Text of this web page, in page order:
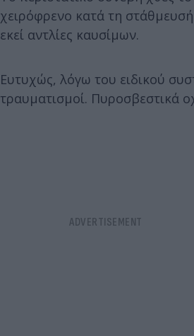
χειρόφρενο κατά τη
εκεί αντλίες καυσίμων.
Ευτυχώς, λόγω του ειδικού
τραυματισμοί. Πυροσβεστικά